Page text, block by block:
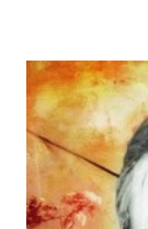
atjaunotās
atrodas
robežas. Kā